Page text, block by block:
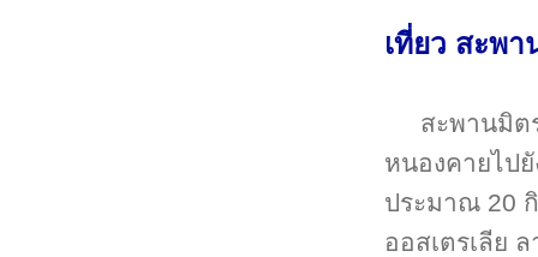
เที่ยว สะพ
สะพานมิต
หนองคายไปยั
ประมาณ 20
ออสเตรเลีย